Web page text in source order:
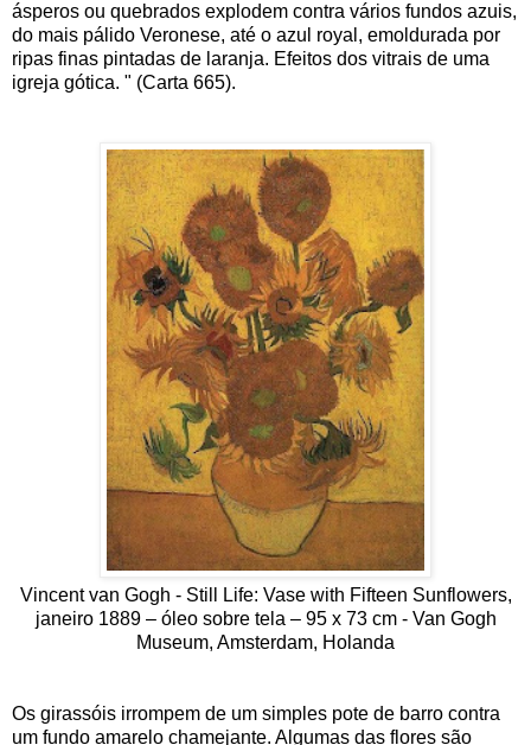
ásperos ou quebrados explodem contra vários fundos azuis,
do mais pálido Veronese, até o azul royal, emoldurada por
ripas finas pintadas de laranja. Efeitos dos vitrais de uma
igreja gótica. " (Carta 665).
Vincent van Gogh - Still Life: Vase with Fifteen Sunflowers,
janeiro 1889 – óleo sobre tela – 95 x 73 cm - Van Gogh
Museum, Amsterdam, Holanda
Os girassóis irrompem de um simples pote de barro contra
um fundo amarelo chamejante. Algumas das flores são